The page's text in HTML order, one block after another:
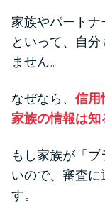
家族やパート
といって、自
ません。
なぜなら、 信用
家族の情報は
もし家族が「
いので、審査に
す。